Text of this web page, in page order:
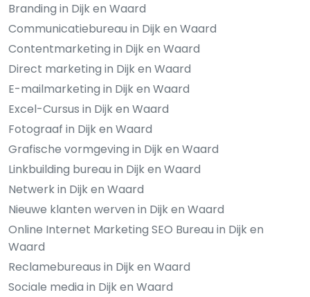
Branding in Dijk en Waard
Communicatiebureau in Dijk en Waard
Contentmarketing in Dijk en Waard
Direct marketing in Dijk en Waard
E-mailmarketing in Dijk en Waard
Excel-Cursus in Dijk en Waard
Fotograaf in Dijk en Waard
Grafische vormgeving in Dijk en Waard
Linkbuilding bureau in Dijk en Waard
Netwerk in Dijk en Waard
Nieuwe klanten werven in Dijk en Waard
Online Internet Marketing SEO Bureau in Dijk en
Waard
Reclamebureaus in Dijk en Waard
Sociale media in Dijk en Waard